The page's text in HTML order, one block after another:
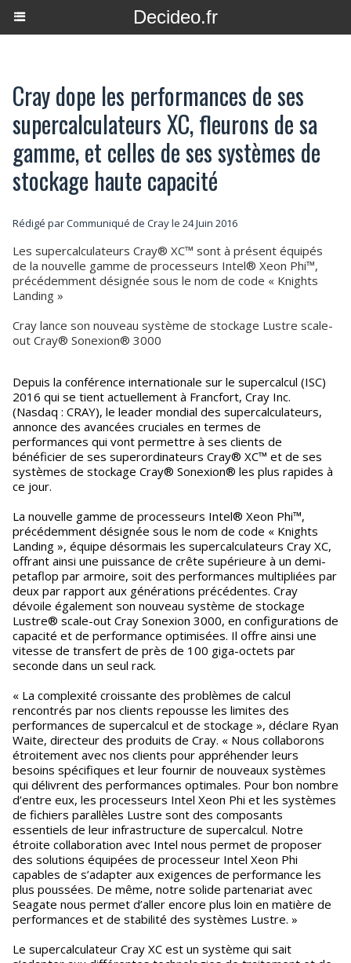
Decideo.fr
Cray dope les performances de ses
supercalculateurs XC, fleurons de sa
gamme, et celles de ses systèmes de
stockage haute capacité
Rédigé par Communiqué de Cray le 24 Juin 2016
Les supercalculateurs Cray® XC™ sont à présent équipés
de la nouvelle gamme de processeurs Intel® Xeon Phi™,
précédemment désignée sous le nom de code « Knights
Landing »
Cray lance son nouveau système de stockage Lustre scale-
out Cray® Sonexion® 3000
Depuis la conférence internationale sur le supercalcul (ISC)
2016 qui se tient actuellement à Francfort, Cray Inc.
(Nasdaq : CRAY), le leader mondial des supercalculateurs,
annonce des avancées cruciales en termes de
performances qui vont permettre à ses clients de
bénéficier de ses superordinateurs Cray® XC™ et de ses
systèmes de stockage Cray® Sonexion® les plus rapides à
ce jour.
La nouvelle gamme de processeurs Intel® Xeon Phi™,
précédemment désignée sous le nom de code « Knights
Landing », équipe désormais les supercalculateurs Cray XC,
offrant ainsi une puissance de crête supérieure à un demi-
petaflop par armoire, soit des performances multipliées par
deux par rapport aux générations précédentes. Cray
dévoile également son nouveau système de stockage
Lustre® scale-out Cray Sonexion 3000, en configurations de
capacité et de performance optimisées. Il offre ainsi une
vitesse de transfert de près de 100 giga-octets par
seconde dans un seul rack.
« La complexité croissante des problèmes de calcul
rencontrés par nos clients repousse les limites des
performances de supercalcul et de stockage », déclare Ryan
Waite, directeur des produits de Cray. « Nous collaborons
étroitement avec nos clients pour appréhender leurs
besoins spécifiques et leur fournir de nouveaux systèmes
qui délivrent des performances optimales. Pour bon nombre
d’entre eux, les processeurs Intel Xeon Phi et les systèmes
de fichiers parallèles Lustre sont des composants
essentiels de leur infrastructure de supercalcul. Notre
étroite collaboration avec Intel nous permet de proposer
des solutions équipées de processeur Intel Xeon Phi
capables de s’adapter aux exigences de performance les
plus poussées. De même, notre solide partenariat avec
Seagate nous permet d’aller encore plus loin en matière de
performances et de stabilité des systèmes Lustre. »
Le supercalculateur Cray XC est un système qui sait